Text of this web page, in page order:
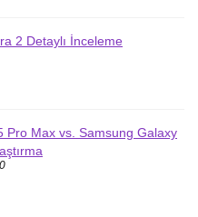
2 Detaylı İnceleme
Pro Max vs. Samsung Galaxy
0